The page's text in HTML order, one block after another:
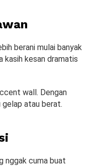
berani mulai banyak
kasih kesan dramatis
wall. Dengan
gelap atau berat.
nggak cuma buat